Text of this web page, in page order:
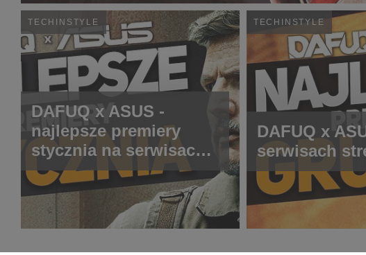
TECHINSTYLE
DAFUQ x ASUS -
najlepsze premiery
stycznia na serwisach
streamingowych
TECHINSTYLE
DAFUQ x
serwisach